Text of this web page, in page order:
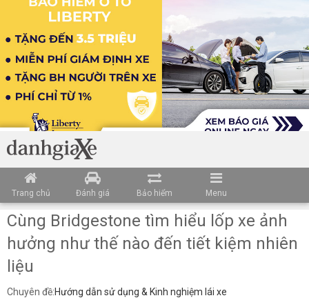
Trang chủ Đánh giá Bảo hiểm Menu
Cùng Bridgestone tìm hiểu lốp xe ảnh
hưởng như thế nào đến tiết kiệm nhiên
liệu
Chuyên đề:Hướng dẫn sử dụng & Kinh nghiệm lái xe